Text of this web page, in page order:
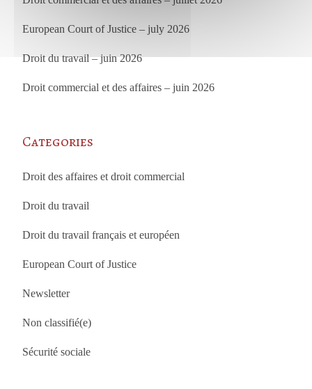
European Court of Justice – july 2026
Droit du travail – juin 2026
Droit commercial et des affaires – juin 2026
Categories
Droit des affaires et droit commercial
Droit du travail
Droit du travail français et européen
European Court of Justice
Newsletter
Non classifié(e)
Sécurité sociale